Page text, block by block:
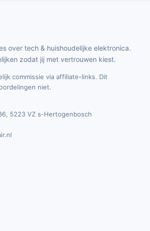
over tech & huishoudelijke elektronica.
zodat jij met vertrouwen kiest.
commissie via affiliate-links. Dit
niet.
5223 VZ s-Hertogenbosch